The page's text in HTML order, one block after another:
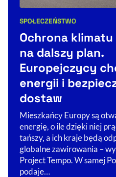
Kategorie artykułu:
SPOŁECZEŃSTWO
Ochrona
na dalszy plan.
Europejczycy
energii i
dostaw
Mieszkańcy Europy są
energię, o ile dzięki niej
tańszy, a ich kraje będą
globalne zawirowania –
Project Tempo. W samej
podaje…